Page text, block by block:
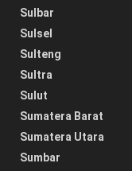
Sulbar
Sulsel
Sulteng
Sultra
Sulut
Sumatera Barat
Sumatera Utara
Sumbar